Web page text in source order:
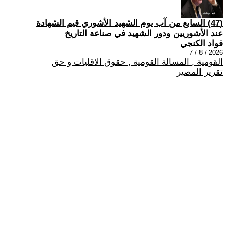
(47) السابع من آب يوم الشهيد الأشوري قيم الشهادة
عند الأشوريين ودور الشهيد في صناعة التاريخ
فواد الكنجي
2026 / 8 / 7
القومية , المسالة القومية , حقوق الاقليات و حق
تقرير المصير